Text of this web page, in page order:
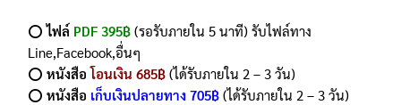
⭕️ไฟล์ PDF 395฿ (รอรับภายใน 5 นาที) รับไฟล์ทาง
Line,Facebook,อื่นๆ
⭕️หนังสือโอนเงิน 685฿ (ได้รับภายใน 2 – 3 วัน)
⭕️หนังสือ เก็บเงินปลายทาง 705฿ (ได้รับภายใน 2 – 3 วัน)